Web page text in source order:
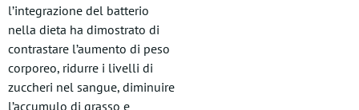
l’integrazione del batterio
nella dieta ha dimostrato di
contrastare l’aumento di peso
corporeo, ridurre i livelli di
zuccheri nel sangue, diminuire
l’accumulo di grasso e